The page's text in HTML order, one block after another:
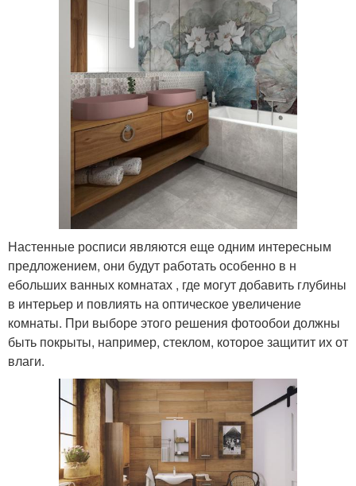
Настенные росписи являются еще одним интересным
предложением, они будут работать особенно в н
ебольших ванных комнатах , где могут добавить глубины
в интерьер и повлиять на оптическое увеличение
комнаты. При выборе этого решения фотообои должны
быть покрыты, например, стеклом, которое защитит их от
влаги.